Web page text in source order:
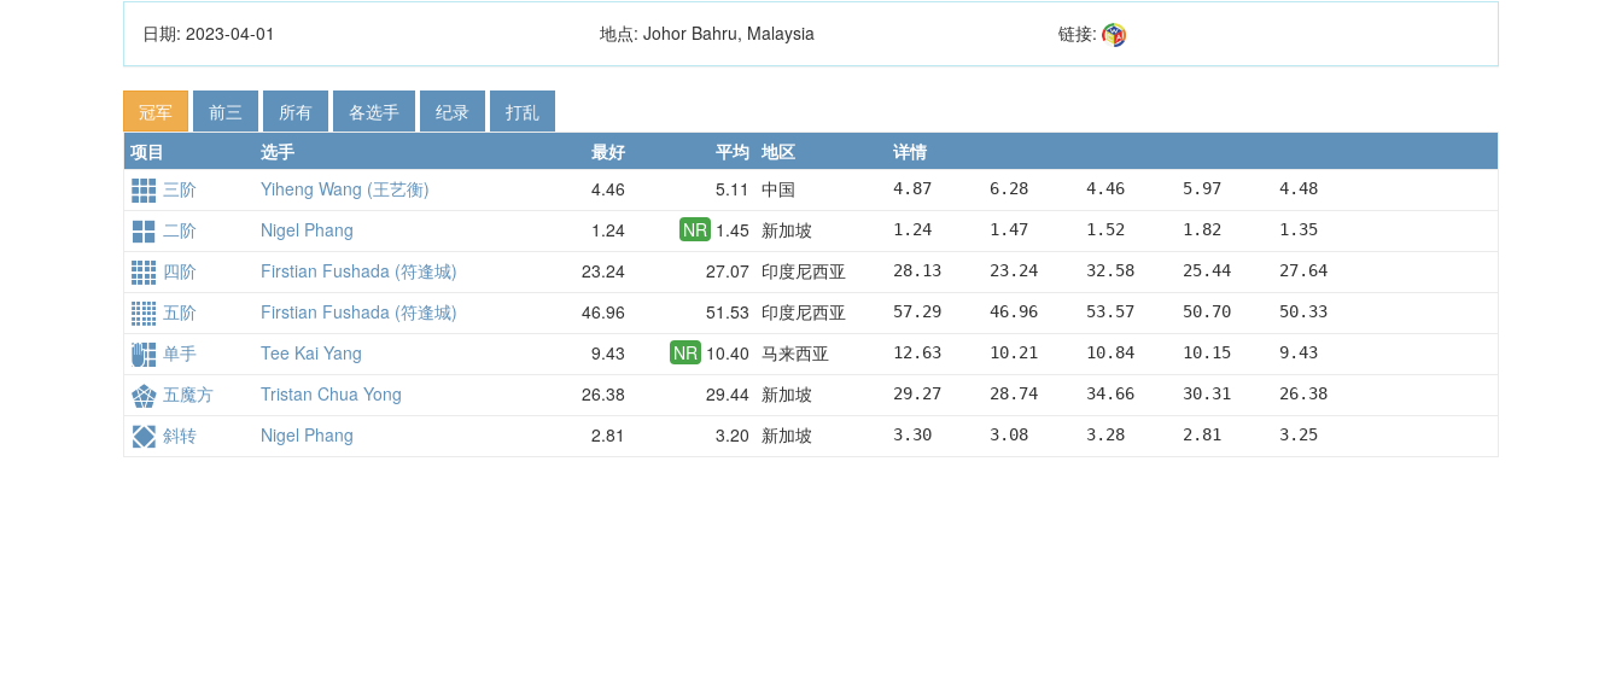
日期: 2023-04-01 地点: Johor Bahru, Malaysia 链接:
冠军 前三 所有 各选手 纪录
打乱
项目
选手 最好 平均 地区
详情
三阶
Yiheng Wang (王艺衡) 4.46 5.11 中国 4.87      6.28      4.46      5.97      4.48
二阶 Nigel Phang 1.24 NR 1.45 新加坡 1.24      1.47      1.52      1.82      1.35
四阶 Firstian Fushada (符逢城) 23.24 27.07 印度尼西亚 28.13     23.24     32.58     25.44     27.64
五阶 Firstian Fushada (符逢城) 46.96 51.53 印度尼西亚 57.29     46.96     53.57     50.70     50.33
单手 Tee Kai Yang 9.43 NR 10.40 马来西亚 12.63     10.21     10.84     10.15     9.43
五魔方 Tristan Chua Yong 26.38 29.44 新加坡 29.27     28.74     34.66     30.31     26.38
斜转 Nigel Phang 2.81 3.20 新加坡 3.30      3.08      3.28      2.81      3.25